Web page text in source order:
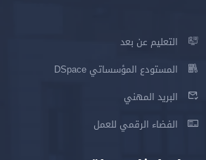
التعليم عن بعد
المستودع المؤسساتي DSpace
البريد المهني
الفضاء الرقمي للعمل